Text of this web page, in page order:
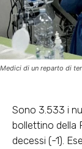
Medici di un reparto di
Sono 3.533 i
bollettino della
decessi (-1).